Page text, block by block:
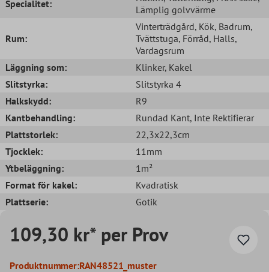
Specialitet:
Lämplig golvvärme
Rum:
Vinterträdgård, Kök, Badrum,
Tvättstuga, Förråd, Halls,
Vardagsrum
Läggning som:
Klinker, Kakel
Slitstyrka:
Slitstyrka 4
Halkskydd:
R9
Kantbehandling:
Rundad Kant, Inte Rektifierar
Plattstorlek:
22,3x22,3cm
Tjocklek:
11mm
Ytbeläggning:
1m²
Format för kakel:
Kvadratisk
Plattserie:
Gotik
109,30 kr* per Prov
Produktnummer:RAN48521_muster